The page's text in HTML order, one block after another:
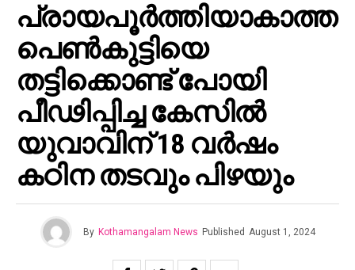
പ്രായപൂർത്തിയാകാത്ത
പെൺകുട്ടിയെ
തട്ടിക്കൊണ്ട് പോയി
പീഢിപ്പിച്ച കേസിൽ
യുവാവിന് 18 വർഷം
കഠിന തടവും പിഴയും
By Kothamangalam News Published August 1, 2024